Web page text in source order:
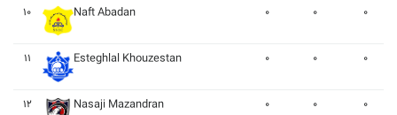
۱۰ Naft Abadan ۰ ۰ ۰
۱۱ Esteghlal Khouzestan ۰ ۰ ۰
۱۲ Nasaji Mazandran ۰ ۰ ۰